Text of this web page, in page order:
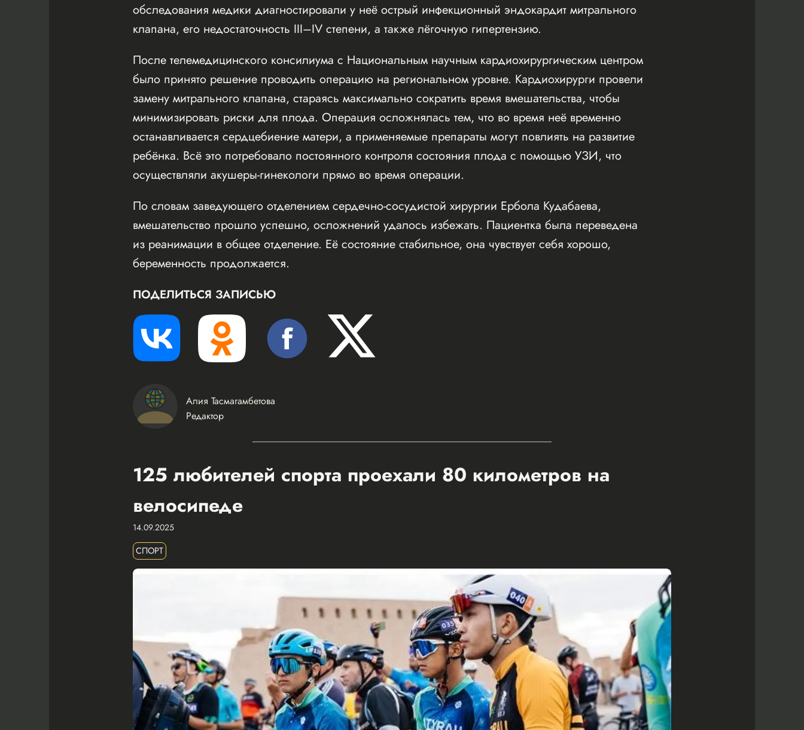
обследования медики диагностировали у неё острый инфекционный эндокардит митрального
клапана, его недостаточность III–IV степени, а также лёгочную гипертензию.
После телемедицинского консилиума с Национальным научным кардиохирургическим центром
было принято решение проводить операцию на региональном уровне. Кардиохирурги провели
замену митрального клапана, стараясь максимально сократить время вмешательства, чтобы
минимизировать риски для плода. Операция осложнялась тем, что во время неё временно
останавливается сердцебиение матери, а применяемые препараты могут повлиять на развитие
ребёнка. Всё это потребовало постоянного контроля состояния плода с помощью УЗИ, что
осуществляли акушеры-гинекологи прямо во время операции.
По словам заведующего отделением сердечно-сосудистой хирургии Ербола Кудабаева,
вмешательство прошло успешно, осложнений удалось избежать. Пациентка была переведена
из реанимации в общее отделение. Её состояние стабильное, она чувствует себя хорошо,
беременность продолжается.
ПОДЕЛИТЬСЯ ЗАПИСЬЮ
Алия Тасмагамбетова
Редактор
125 любителей спорта проехали 80 километров на
велосипеде
14.09.2025
СПОРТ